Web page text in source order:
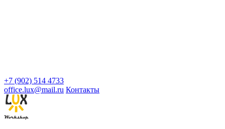
+7 (902) 514 4733
office.lux@mail.ru Контакты